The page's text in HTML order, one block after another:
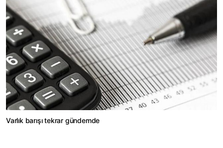
Varlık barışı tekrar gündemde